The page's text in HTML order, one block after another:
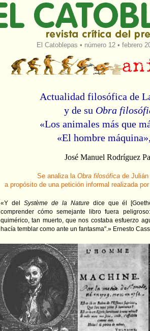
El Catoblepas • número 12• febrero
Actualidad filosófica de
y de su Obra
«Los animales más que
«El hombre
José Manuel Rodríguez
Se analiza la Obra filosóficade Julián
a propósito de una petición informal realizada
«Y del Système de la Naturedice que él
comprender cómo semejante libro fuera
quimérico, tan muerto, que nos costaba esfuerzo
hacía temblar como ante un fantasma".» Ernesto